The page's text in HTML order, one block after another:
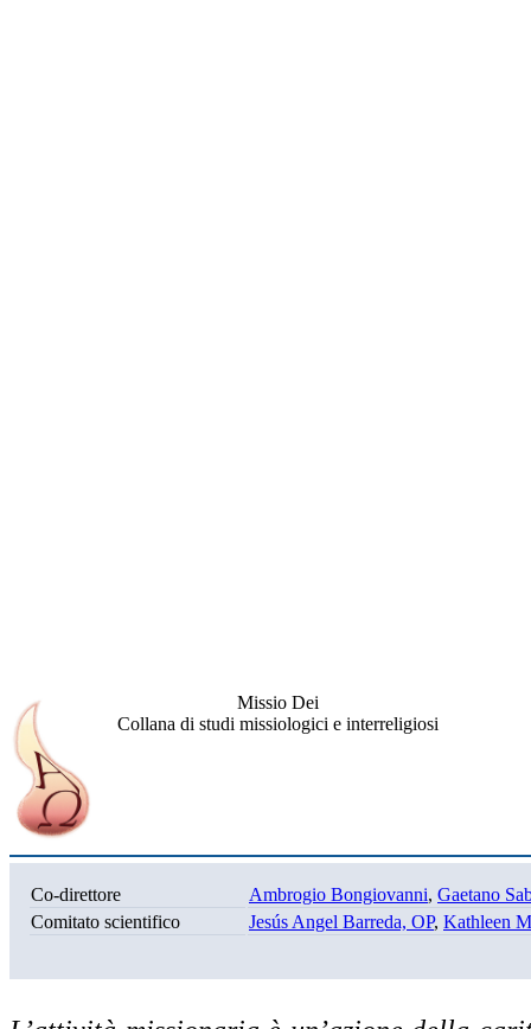
Missio Dei
Collana di studi missiologici e interreligiosi
Co-direttore Ambrogio Bongiovanni, Gaetano
Comitato scientifico
Jesús Angel Barreda, OP, Kathleen